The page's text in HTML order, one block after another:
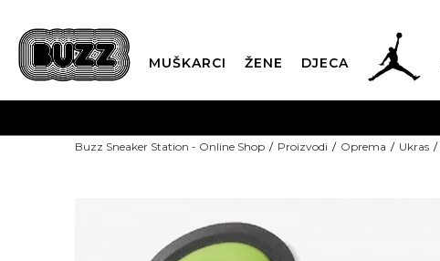
MUŠKARCI ŽENE DJECA
Buzz Sneaker Station - Online Shop Proizvodi Oprema Ukras